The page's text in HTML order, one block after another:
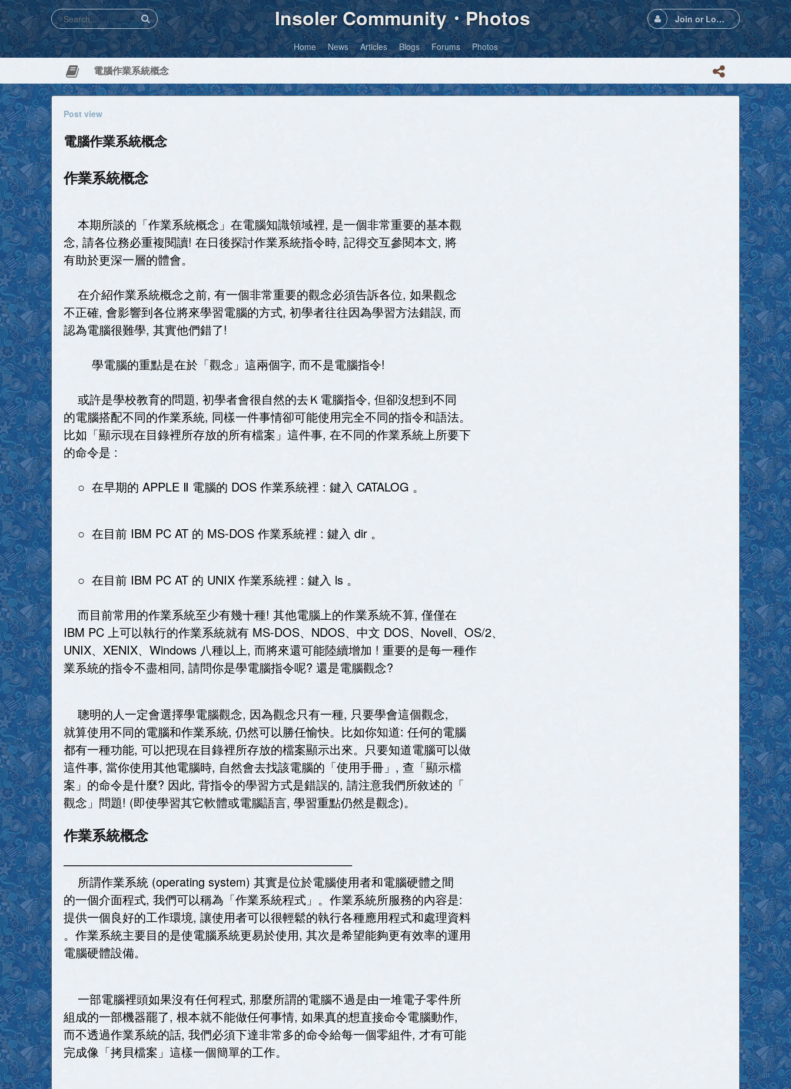
Insoler Community・Photos Join or Login
Home News Articles Blogs Forums Photos
電腦作業系統概念
Post view
電腦作業系統概念
作業系統概念
本期所談的「作業系統概念」在電腦知識領域裡, 是一個非常重要的基本觀
念, 請各位務必重複閱讀! 在日後探討作業系統指令時, 記得交互參閱本文, 將
有助於更深一層的體會。
在介紹作業系統概念之前, 有一個非常重要的觀念必須告訴各位, 如果觀念
不正確, 會影響到各位將來學習電腦的方式, 初學者往往因為學習方法錯誤, 而
認為電腦很難學, 其實他們錯了!
學電腦的重點是在於「觀念」這兩個字, 而不是電腦指令!
或許是學校教育的問題, 初學者會很自然的去Ｋ電腦指令, 但卻沒想到不同
的電腦搭配不同的作業系統, 同樣一件事情卻可能使用完全不同的指令和語法。
比如「顯示現在目錄裡所存放的所有檔案」這件事, 在不同的作業系統上所要下
的命令是 :
○ 在早期的 APPLE Ⅱ 電腦的 DOS 作業系統裡 : 鍵入 CATALOG 。
○ 在目前 IBM PC AT 的 MS-DOS 作業系統裡 : 鍵入 dir 。
○ 在目前 IBM PC AT 的 UNIX 作業系統裡 : 鍵入 ls 。
而目前常用的作業系統至少有幾十種! 其他電腦上的作業系統不算, 僅僅在
IBM PC 上可以執行的作業系統就有 MS-DOS、NDOS、中文 DOS、Novell、OS/2、
UNIX、XENIX、Windows 八種以上, 而將來還可能陸續增加 ! 重要的是每一種作
業系統的指令不盡相同, 請問你是學電腦指令呢? 還是電腦觀念?
聰明的人一定會選擇學電腦觀念, 因為觀念只有一種, 只要學會這個觀念,
就算使用不同的電腦和作業系統, 仍然可以勝任愉快。比如你知道: 任何的電腦
都有一種功能, 可以把現在目錄裡所存放的檔案顯示出來。只要知道電腦可以做
這件事, 當你使用其他電腦時, 自然會去找該電腦的「使用手冊」, 查「顯示檔
案」的命令是什麼? 因此, 背指令的學習方式是錯誤的, 請注意我們所敘述的「
觀念」問題! (即使學習其它軟體或電腦語言, 學習重點仍然是觀念)。
作業系統概念
───────────────────────────────────
所謂作業系統 (operating system) 其實是位於電腦使用者和電腦硬體之間
的一個介面程式, 我們可以稱為「作業系統程式」。作業系統所服務的內容是:
提供一個良好的工作環境, 讓使用者可以很輕鬆的執行各種應用程式和處理資料
。作業系統主要目的是使電腦系統更易於使用, 其次是希望能夠更有效率的運用
電腦硬體設備。
一部電腦裡頭如果沒有任何程式, 那麼所謂的電腦不過是由一堆電子零件所
組成的一部機器罷了, 根本就不能做任何事情, 如果真的想直接命令電腦動作,
而不透過作業系統的話, 我們必須下達非常多的命令給每一個零組件, 才有可能
完成像「拷貝檔案」這樣一個簡單的工作。